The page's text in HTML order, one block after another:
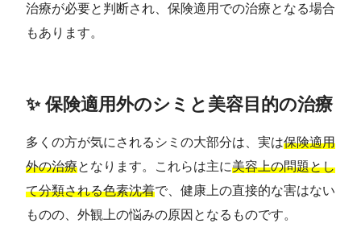
治療が必要と判断され、保険適用での治療となる場合
もあります。
✨ 保険適用外のシミと美容目的の治療
多くの方が気にされるシミの大部分は、実は保険適用
外の治療となります。これらは主に美容上の問題とし
て分類される色素沈着で、健康上の直接的な害はない
ものの、外観上の悩みの原因となるものです。